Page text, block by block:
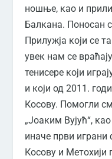
ношње, као и
Балкана. Поносан
Прилужја који се
увек нам се
тенисере који
и који од 2011.
Косову. Помогли
„Јоаким Вујућ“,
иначе први играни
Косову и Метохији